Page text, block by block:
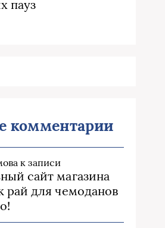
пауз
комментарии
к записи
сайт магазина
рай для чемоданов